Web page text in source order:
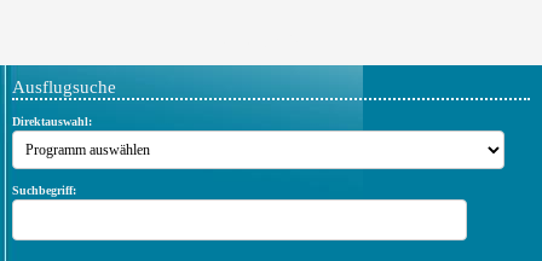
Ausflugsuche
Direktauswahl:
Suchbegriff: